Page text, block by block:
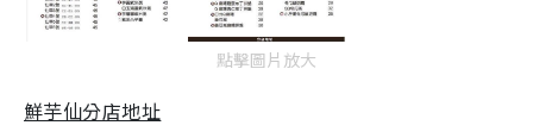
點擊圖片放大
鮮芋仙分店地址